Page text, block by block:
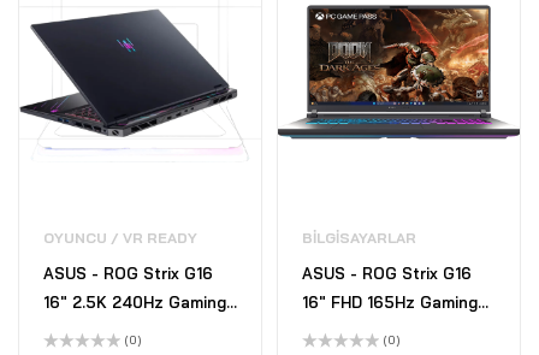
OYUNCU / VR READY
ASUS - ROG Strix G16
16" 2.5K 240Hz Gaming
Laptop - AMD Ryzen 9
(0)
BILGISAYARLAR
ASUS - ROG Strix G16
16" FHD 165Hz Gaming
Laptop - AMD Ryzen 9
(0)